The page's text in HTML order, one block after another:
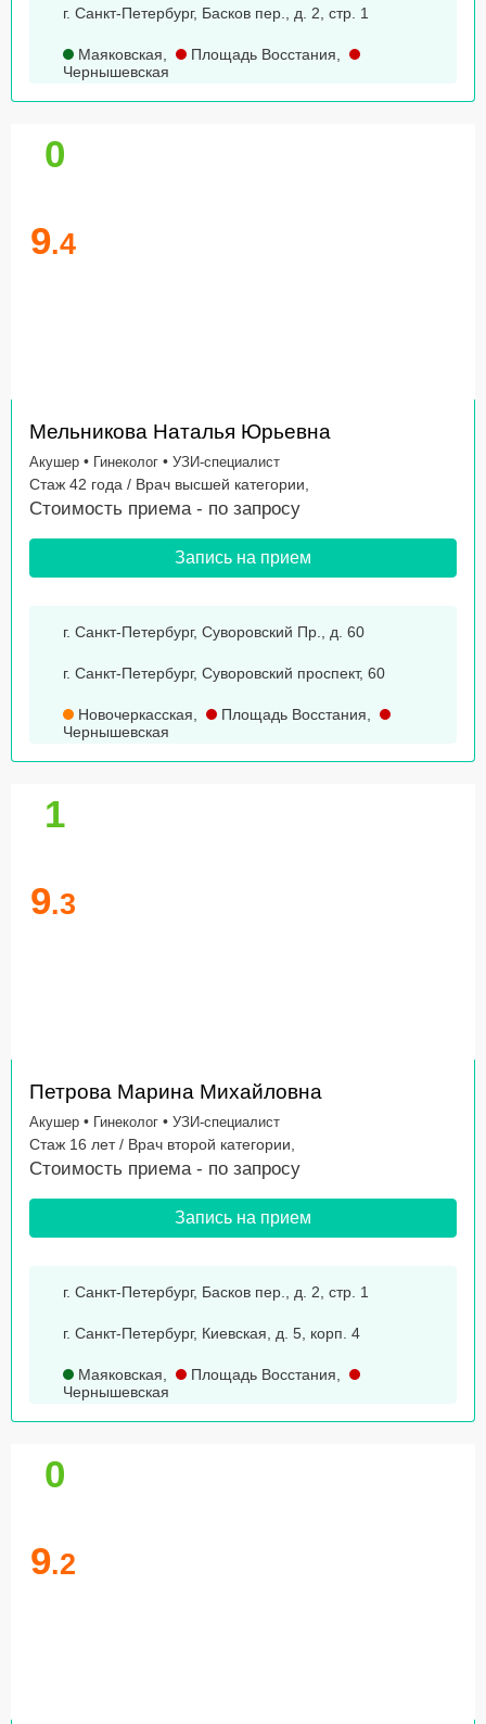
г. Санкт-Петербург, Басков пер., д. 2, стр. 1
Маяковская, Площадь Восстания,
Чернышевская
0
9.4
Мельникова Наталья Юрьевна
Акушер • Гинеколог • УЗИ-специалист
Стаж 42 года / Врач высшей категории,
Стоимость приема - по запросу
Запись на прием
г. Санкт-Петербург, Суворовский Пр., д. 60
г. Санкт-Петербург, Суворовский проспект, 60
Новочеркасская, Площадь Восстания,
Чернышевская
1
9.3
Петрова Марина Михайловна
Акушер • Гинеколог • УЗИ-специалист
Стаж 16 лет / Врач второй категории,
Стоимость приема - по запросу
Запись на прием
г. Санкт-Петербург, Басков пер., д. 2, стр. 1
г. Санкт-Петербург, Киевская, д. 5, корп. 4
Маяковская, Площадь Восстания,
Чернышевская
0
9.2